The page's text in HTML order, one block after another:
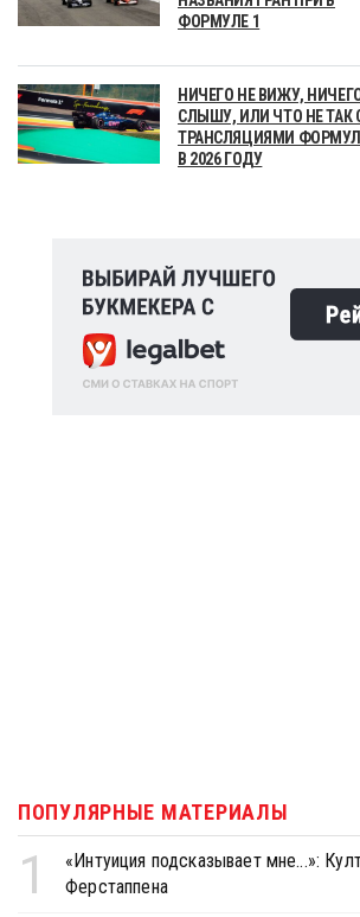
ФОРМУЛЕ 1
НИЧЕГО НЕ ВИЖУ,
СЛЫШУ, ИЛИ ЧТО НЕ ТАК
ТРАНСЛЯЦИЯМИ
В 2026 ГОДУ
ПОПУЛЯРНЫЕ МАТЕРИАЛЫ
1
«Интуиция подсказывает мне...»:
Ферстаппена